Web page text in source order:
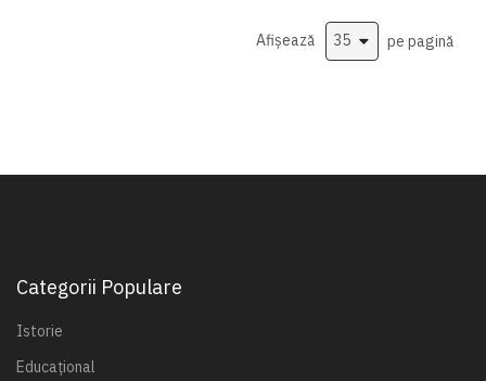
Afișează pe pagină
Categorii Populare
Istorie
Educațional